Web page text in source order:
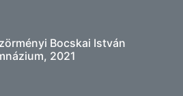
Bocskai István
2021